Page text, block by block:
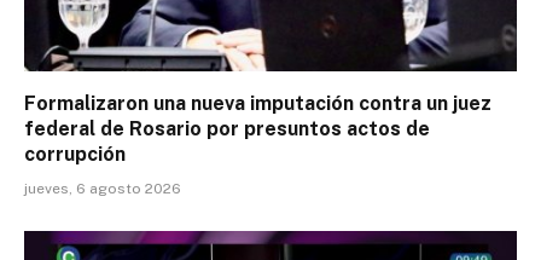
Formalizaron una nueva imputación contra un juez
federal de Rosario por presuntos actos de
corrupción
jueves, 6 agosto 2026